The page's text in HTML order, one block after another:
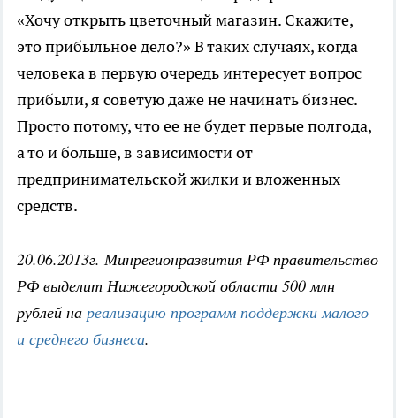
«Хочу открыть цветочный магазин. Скажите,
это прибыльное дело?» В таких случаях, когда
человека в первую очередь интересует вопрос
прибыли, я советую даже не начинать бизнес.
Просто потому, что ее не будет первые полгода,
а то и больше, в зависимости от
предпринимательской жилки и вложенных
средств.
20.06.2013г. Минрегионразвития РФ правительство
РФ выделит Нижегородской области 500 млн
рублей на реализацию программ поддержки малого
и среднего бизнеса.